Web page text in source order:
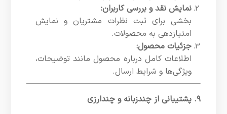
نمایش نقد و بررسی کاربران:
بخشی برای ثبت نظرات مشتریان و نمایش
امتیازدهی به محصولات.
جزئیات محصول:
اطلاعات کامل درباره محصول مانند توضیحات،
ویژگی‌ها و شرایط ارسال.
۹. پشتیبانی از چندزبانه و چندارزی